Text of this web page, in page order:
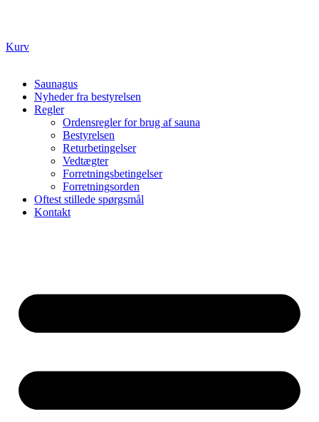
Kurv
Saunagus
Nyheder fra bestyrelsen
Regler
Ordensregler for brug af sauna
Bestyrelsen
Returbetingelser
Vedtægter
Forretningsbetingelser
Forretningsorden
Oftest stillede spørgsmål
Kontakt